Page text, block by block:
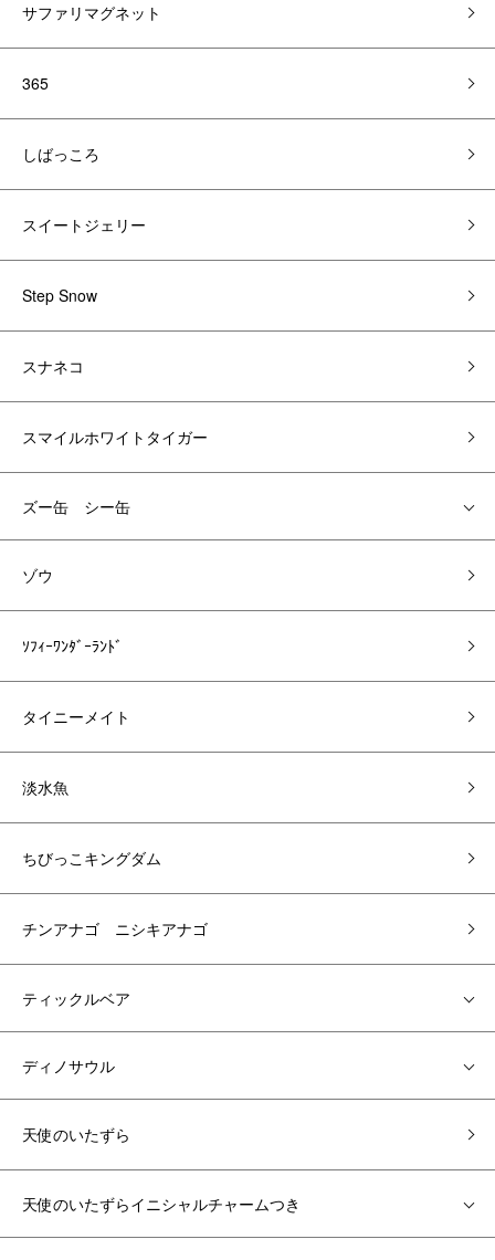
サファリマグネット
365
しばっころ
スイートジェリー
Step Snow
スナネコ
スマイルホワイトタイガー
ズー缶 シー缶
ゾウ
ｿﾌｨｰﾜﾝﾀﾞｰﾗﾝﾄﾞ
タイニーメイト
淡水魚
ちびっこキングダム
チンアナゴ ニシキアナゴ
ティックルベア
ディノサウル
天使のいたずら
天使のいたずらイニシャルチャームつき